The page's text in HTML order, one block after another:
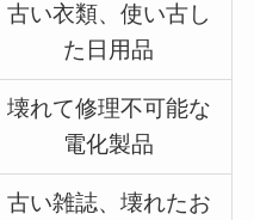
古い衣類、使い古し
た日用品
壊れて修理不可能な
電化製品
古い雑誌、壊れたお